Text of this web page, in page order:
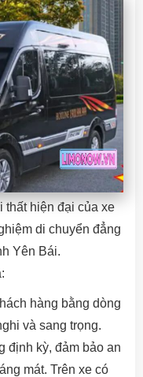
thất hiện đại của xe
di chuyển đẳng
Yên Bái.
hàng bằng dòng
và sang trọng.
định kỳ, đảm bảo an
mát. Trên xe có